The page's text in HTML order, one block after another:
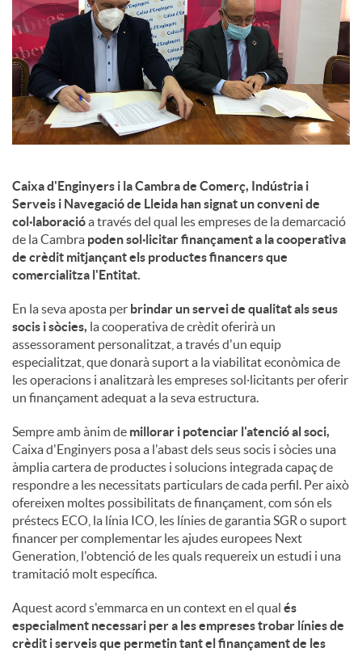
s
Caixa d'Enginyers i la Cambra de Comerç, Indústria i
Serveis i Navegació de Lleida han signat un conveni de
col·laboracióa través del qual les empreses de la demarcació
de la Cambra poden sol·licitar finançament a la cooperativa
de crèdit mitjançant els productes financers que
comercialitza l'Entitat.
En la seva aposta per brindar un servei de qualitat als seus
socis i sòcies, la cooperativa de crèdit oferirà un
assessorament personalitzat, a través d'un equip
especialitzat, que donarà suport a la viabilitat econòmica de
les operacions i analitzarà les empreses sol·licitants per oferir
un finançament adequat a la seva estructura.
Sempre amb ànim de millorar i potenciar l'atenció al soci,
Caixa d'Enginyers posa a l'abast dels seus socis i sòcies una
àmplia cartera de productes i solucions integrada capaç de
respondre a les necessitats particulars de cada perfil. Per això
ofereixen moltes possibilitats de finançament, com són els
préstecs ECO, la línia ICO, les línies de garantia SGR o suport
financer per complementar les ajudes europees Next
Generation, l'obtenció de les quals requereix un estudi i una
tramitació molt específica.
Aquest acord s'emmarca en un context en el qual és
especialment necessari per a les empreses trobar línies de
crèdit i serveis que permetin tant el finançament de les